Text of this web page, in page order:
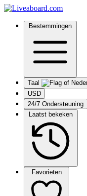
Bestemmingen
Taal
USD
24/7 Ondersteuning
Laatst bekeken
Favorieten